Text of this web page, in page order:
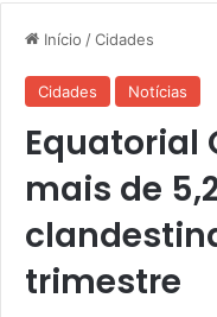
Início /Cidades
Cidades Notícias
Equatorial
mais de
trimestre